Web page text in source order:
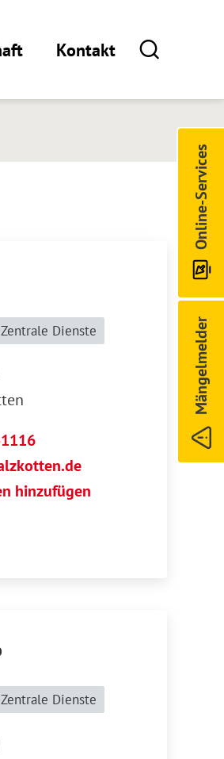
Kontakt
Mängelmelder
Online-Services
Dienste
lzk tt n d
hinzufügen
Dienste